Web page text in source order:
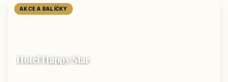
AKCE A BALÍČKY
Hotel Happy Star